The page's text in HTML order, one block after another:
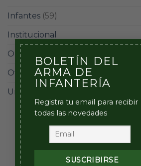
BOLETÍN DEL
ARMA DE
INFANTERÍA
Registra tu email para recibir
todas las novedades
Infantes (59)
Institucional
Operacional
Otros
(12)
Unidades